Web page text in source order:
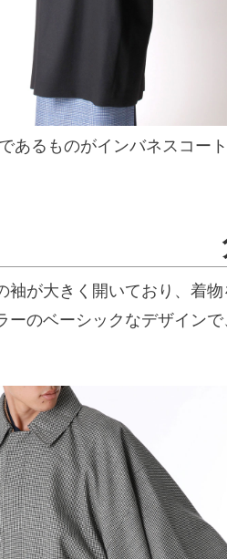
あるものがインバネスコート
袖が大きく開いており、着
ーのベーシックなデザイン